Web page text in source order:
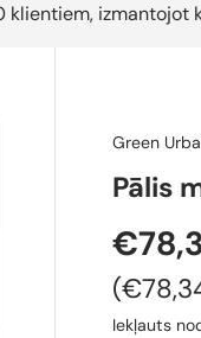
klientiem, izmantojot
Green
Pālis
Cena
Iekļauts